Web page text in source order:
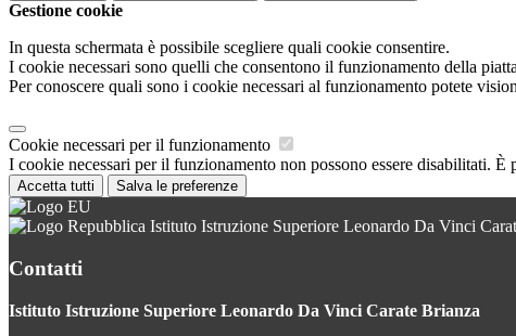
Gestione cookie
In questa schermata è possibile scegliere quali cookie consentire.
I cookie necessari sono quelli che consentono il funzionamento della
Per conoscere quali sono i cookie necessari al funzionamento potete
Cookie necessari per il funzionamento
I cookie necessari per il funzionamento non possono essere disabilitati.
Accetta tutti Salva le preferenze
Istituto Istruzione Superiore Leonardo Da Vinci
Contatti
Istituto Istruzione Superiore Leonardo Da Vinci Carate Brianza